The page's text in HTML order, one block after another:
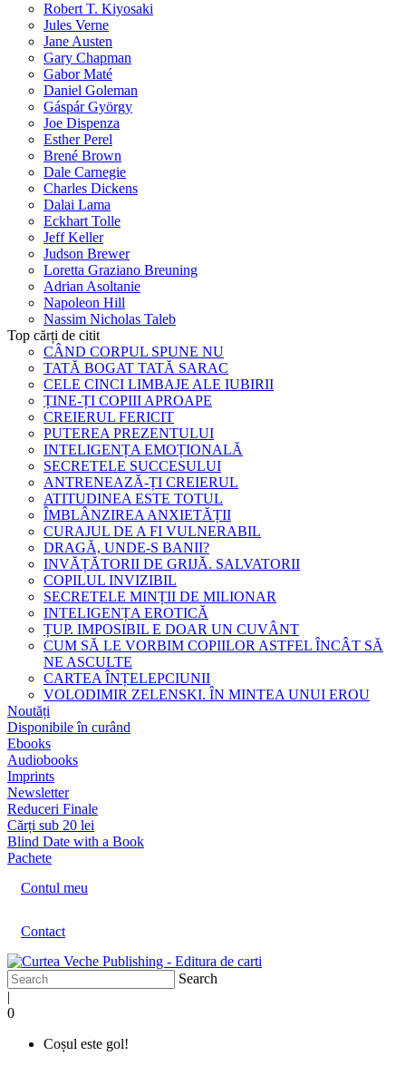
Robert T. Kiyosaki
Jules Verne
Jane Austen
Gary Chapman
Gabor Maté
Daniel Goleman
Gáspár György
Joe Dispenza
Esther Perel
Brené Brown
Dale Carnegie
Charles Dickens
Dalai Lama
Eckhart Tolle
Jeff Keller
Judson Brewer
Loretta Graziano Breuning
Adrian Asoltanie
Napoleon Hill
Nassim Nicholas Taleb
Top cărți de citit
CÂND CORPUL SPUNE NU
TATĂ BOGAT TATĂ SARAC
CELE CINCI LIMBAJE ALE IUBIRII
ȚINE-ȚI COPIII APROAPE
CREIERUL FERICIT
PUTEREA PREZENTULUI
INTELIGENȚA EMOȚIONALĂ
SECRETELE SUCCESULUI
ANTRENEAZĂ-ȚI CREIERUL
ATITUDINEA ESTE TOTUL
ÎMBLÂNZIREA ANXIETĂȚII
CURAJUL DE A FI VULNERABIL
DRAGĂ, UNDE-S BANII?
INVĂȚĂTORII DE GRIJĂ. SALVATORII
COPILUL INVIZIBIL
SECRETELE MINȚII DE MILIONAR
INTELIGENȚA EROTICĂ
ȚUP. IMPOSIBIL E DOAR UN CUVÂNT
CUM SĂ LE VORBIM COPIILOR ASTFEL ÎNCÂT SĂ
NE ASCULTE
CARTEA ÎNȚELEPCIUNII
VOLODIMIR ZELENSKI. ÎN MINTEA UNUI EROU
Noutăți
Disponibile în curând
Ebooks
Audiobooks
Imprints
Newsletter
Reduceri Finale
Cărți sub 20 lei
Blind Date with a Book
Pachete
Contul meu
Contact
Search
|
0
Coșul este gol!